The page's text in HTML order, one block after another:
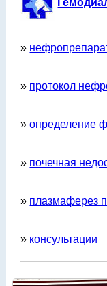
»
» протокол
»определение
» почечная
» плазмаферез
» консультации